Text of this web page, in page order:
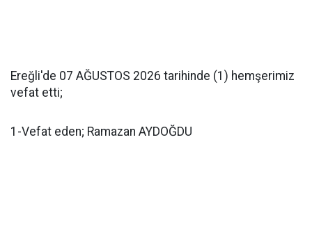
Ereğli'de 07 AĞUSTOS 2026 tarihinde (1) hemşerimiz
vefat etti;
1-Vefat eden; Ramazan AYDOĞDU